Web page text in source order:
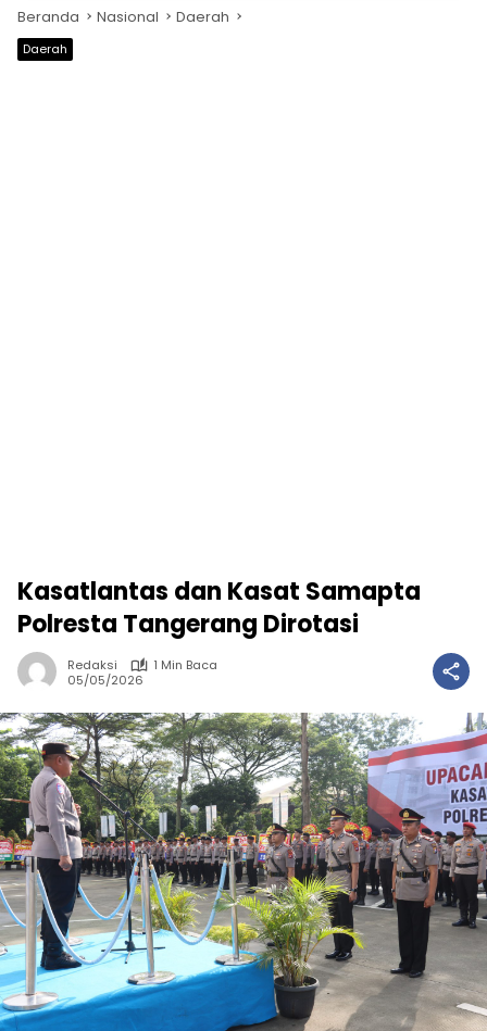
Beranda Nasional Daerah
Daerah
Kasatlantas dan Kasat Samapta
Polresta Tangerang Dirotasi
Redaksi
1 Min Baca
05/05/2026